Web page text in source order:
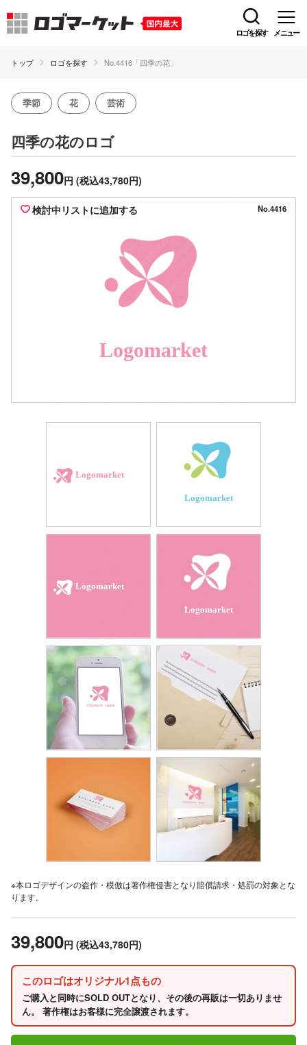
ロゴを探す メニュー
トップ ロゴを探す No.4416「四季の花」
季節 花 芸術
四季の花のロゴ
39,800円 (税込43,780円)
検討中リストに追加する No.4416
Logomarket
Logomarket
Logomarket
Logomarket
Logomarket
※本ロゴデザインの盗作・模倣は著作権侵害となり賠償請求・処罰の対象とな
ります。
39,800円 (税込43,780円)
このロゴはオリジナル1点もの
ご購入と同時にSOLD OUTとなり、その後の再販は一切ありませ
ん。 著作権はお客様に完全譲渡されます。